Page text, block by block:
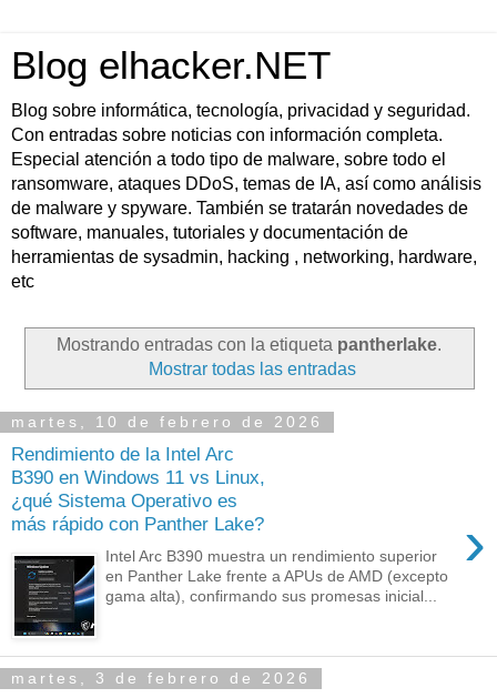
Blog elhacker.NET
Blog sobre informática, tecnología, privacidad y seguridad.
Con entradas sobre noticias con información completa.
Especial atención a todo tipo de malware, sobre todo el
ransomware, ataques DDoS, temas de IA, así como análisis
de malware y spyware. También se tratarán novedades de
software, manuales, tutoriales y documentación de
herramientas de sysadmin, hacking , networking, hardware,
etc
Mostrando entradas con la etiqueta pantherlake.
Mostrar todas las entradas
martes, 10 de febrero de 2026
Rendimiento de la Intel Arc
B390 en Windows 11 vs Linux,
¿qué Sistema Operativo es
más rápido con Panther Lake?
›
Intel Arc B390 muestra un rendimiento superior
en Panther Lake frente a APUs de AMD (excepto
gama alta), confirmando sus promesas inicial...
martes, 3 de febrero de 2026